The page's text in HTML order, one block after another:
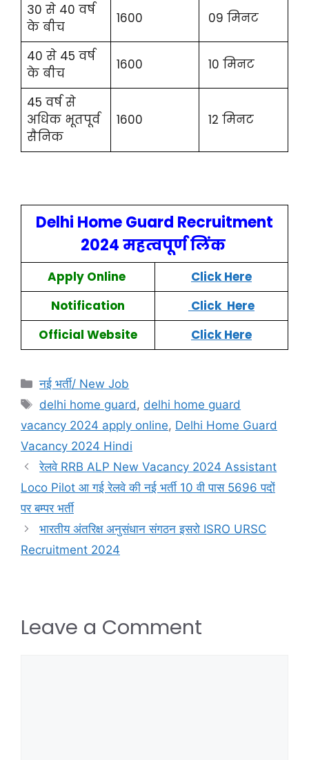
30 से 40 वर्ष
के बीच
1600 09 मिनट
40 से 45 वर्ष
के बीच
1600 10 मिनट
45 वर्ष से
अधिक भूतपूर्व
सैनिक
1600 12 मिनट
Delhi Home Guard Recruitment
2024महत्वपूर्ण लिंक
Apply Online
Click Here
Notification
Click Here
Official Website
Click Here
नई भर्ती/ New Job
delhi home guard , delhi home guard
vacancy 2024 apply online, Delhi Home Guard
Vacancy 2024 Hindi
रेलवे RRB ALP New Vacancy 2024 Assistant
Loco Pilot आ गई रेलवे की नई भर्ती 10 वी पास 5696 पदों
पर बम्पर भर्ती
भारतीय अंतरिक्ष अनुसंधान संगठन इसरो ISRO URSC
Recruitment 2024
Leave a Comment